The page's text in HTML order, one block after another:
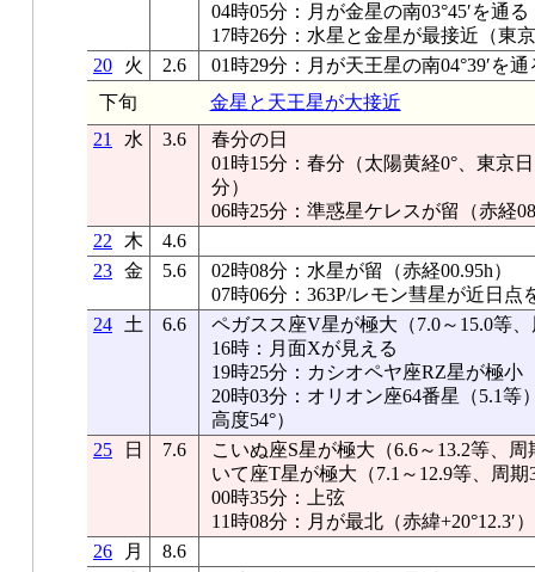
04時05分：月が金星の南03°45′を通る
17時26分：水星と金星が最接近（東京
20
火 2.6
01時29分：月が天王星の南04°39′を通
下旬
金星と天王星が大接近
21
水 3.6
春分の日
01時15分：春分（太陽黄経0°、東京
分）
06時25分：準惑星ケレスが留（赤経
22
木
4.6
23 金 5.6
02時08分：水星が留（赤経00.95h）
07時06分：363P/レモン彗星が近日点
24
土 6.6
ペガスス座V星が極大（7.0～15.0等
16時：月面Xが見える
19時25分：カシオペヤ座RZ星が極小
20時03分：オリオン座64番星（5.1
高度54°）
25
日 7.6
こいぬ座S星が極大（6.6～13.2等、周
いて座T星が極大（7.1～12.9等、周期
00時35分：上弦
11時08分：月が最北（赤緯+20°12.3′）
26
月
8.6